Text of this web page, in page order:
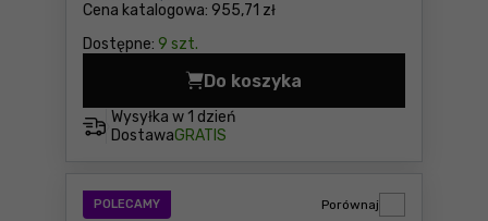
Cena katalogowa: 955,71 zł
Dostępne: 9 szt.
Wysyłka w 1 dzień
DostawaGRATIS
Do koszyka
Piła szablasta DeWalt
POLECAMY Porównaj